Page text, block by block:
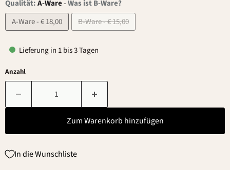
Qualität:A-Ware-Was ist B-Ware?
A-Ware - € 18,00
B-Ware - € 15,00
Lieferung in 1 bis 3 Tagen
Anzahl
Zum Warenkorb hinzufügen
In die Wunschliste